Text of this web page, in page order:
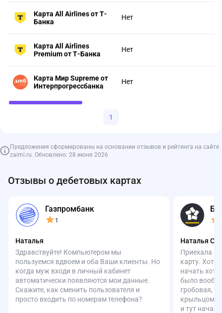
Карта All Airlines от Т-
Банка
Нет
Карта All Airlines
Premium от Т-Банка
Нет
Карта Мир Supreme от
Интерпрогрессбанка
Нет
1
Предложения сформированы на основании отзывов и рейтинга на сайте
zaimi.ru. Обновлено: 28 июня 2026
Отзывы о дебетовых картах
Газпромбанк
1
Наталья
Здравствуйте! Компьютером мы
пользуемся вдвоем и оба Ваши клиенты. Но
когда муж входи в личный кабинет
автоматически появляются мои данные.
Скажите, как сменить пользователя и
просто входить по номерам телефона?
Наталья
Приехала в
карту.
начать
было
гробовая,
крыльцом.
и тут